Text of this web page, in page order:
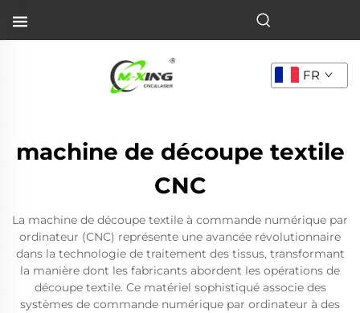
FR
machine de découpe textile
CNC
La machine de découpe textile à commande numérique par
ordinateur (CNC) représente une avancée révolutionnaire
dans la technologie de traitement des tissus, transformant
la manière dont les fabricants abordent les opérations de
découpe textile. Ce matériel sophistiqué associe des
systèmes de commande numérique par ordinateur à des